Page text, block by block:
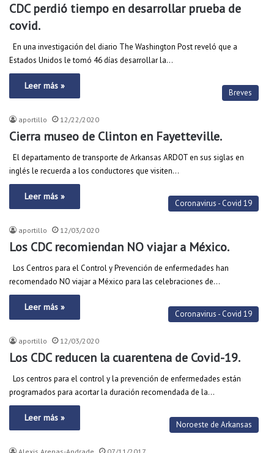
CDC perdió tiempo en desarrollar prueba de
covid.
En una investigación del diario The Washington Post reveló que a
Estados Unidos le tomó 46 días desarrollar la…
Leer más »
Breves
aportillo 12/22/2020
Cierra museo de Clinton en Fayetteville.
El departamento de transporte de Arkansas ARDOT en sus siglas en
inglés le recuerda a los conductores que visiten…
Leer más »
Coronavirus - Covid 19
aportillo 12/03/2020
Los CDC recomiendan NO viajar a México.
Los Centros para el Control y Prevención de enfermedades han
recomendado NO viajar a México para las celebraciones de…
Leer más »
Coronavirus - Covid 19
aportillo 12/03/2020
Los CDC reducen la cuarentena de Covid-19.
Los centros para el control y la prevención de enfermedades están
programados para acortar la duración recomendada de la…
Leer más »
Noroeste de Arkansas